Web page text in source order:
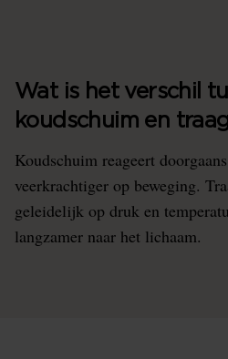
Wat is het verschil
koudschuim en
Koudschuim reageert
veerkrachtiger op beweging.
geleidelijk op druk en
langzamer naar het lichaam.